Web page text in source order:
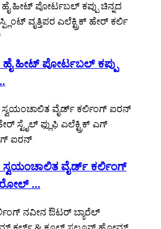
ಹೈ ಹೀಟ್ ಪೋರ್ಟಬಲ್ ಕಪ್ಪು
ಸ್ವಯಂಚಾಲಿತ ವೈರ್ಡ್ ಕರ್ಲಿಂಗ್
...